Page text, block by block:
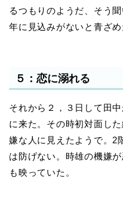
るつもりのようだ、そう
年に見込みがないと青ざめ
５：恋に溺れる
それから２，３日して田
に来た。その時初対面し
嫌な人に見えたようで。2
は防げない。時雄の機嫌
も映っていた。